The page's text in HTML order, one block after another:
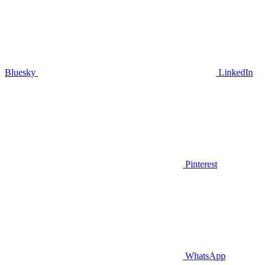
Bluesky LinkedIn
Pinterest
WhatsApp